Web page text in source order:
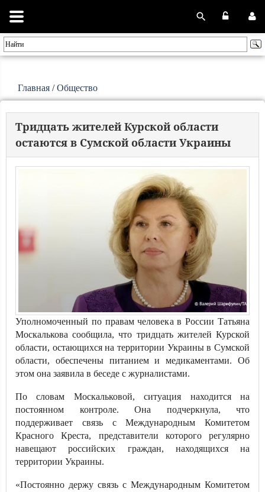
Главная /Общество
Тридцать жителей Курской области
остаются в Сумской области Украины
Уполномоченный по правам человека в России Татьяна
Москалькова сообщила, что тридцать жителей Курской
области, остающихся на территории Украины в Сумской
области, обеспечены питанием и медикаментами. Об
этом она заявила в беседе с журналистами.
По словам Москальковой, ситуация находится на
постоянном контроле. Она подчеркнула, что
поддерживает связь с Международным Комитетом
Красного Креста, представители которого регулярно
навещают российских граждан, находящихся на
территории Украины.
«Постоянно держу связь с Международным Комитетом